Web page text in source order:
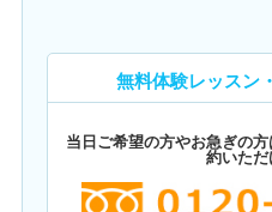
無料体験レッスン
当日ご希望の方やお急ぎの
約いただ